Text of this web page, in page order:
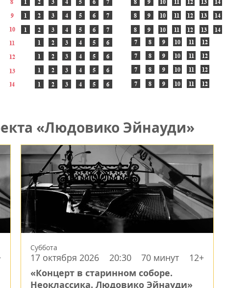
«Людовико Эйнауди»
Суббота
17 октября 2026 20:30 70 минут 12+
«Концерт в старинном соборе.
Неоклассика. Людовико Эйнауди»